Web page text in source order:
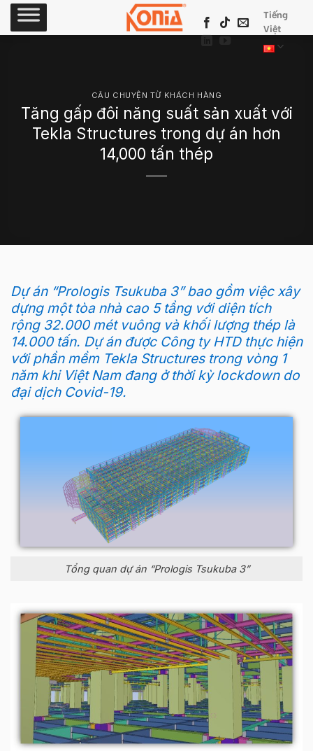
Skip
Tiếng
Việt
CÂU CHUYỆN TỪ KHÁCH HÀNG
Tăng gấp đôi năng suất sản xuất với
Tekla Structures trong dự án hơn
14,000 tấn thép
Dự án “Prologis Tsukuba 3” bao gồm việc xây
dựng một tòa nhà cao 5 tầng với diện tích
rộng 32.000 mét vuông và khối lượng thép là
14.000 tấn. Dự án được Công ty HTD thực hiện
với phần mềm Tekla Structures trong vòng 1
năm khi Việt Nam đang ở thời kỳ lockdown do
đại dịch Covid-19.
Tổng quan dự án “Prologis Tsukuba 3”